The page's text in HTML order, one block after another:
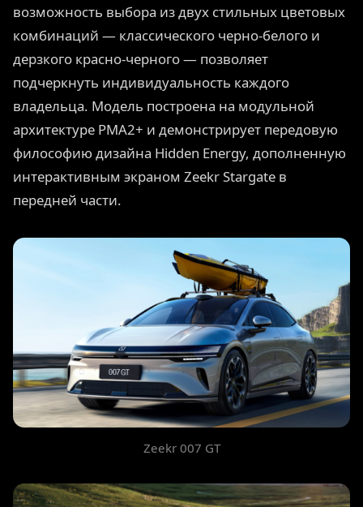
возможность выбора из двух стильных цветовых
комбинаций — классического черно-белого и
дерзкого красно-черного — позволяет
подчеркнуть индивидуальность каждого
владельца. Модель построена на модульной
архитектуре PMA2+ и демонстрирует передовую
философию дизайна Hidden Energy, дополненную
интерактивным экраном Zeekr Stargate в
передней части.
Zeekr 007 GT